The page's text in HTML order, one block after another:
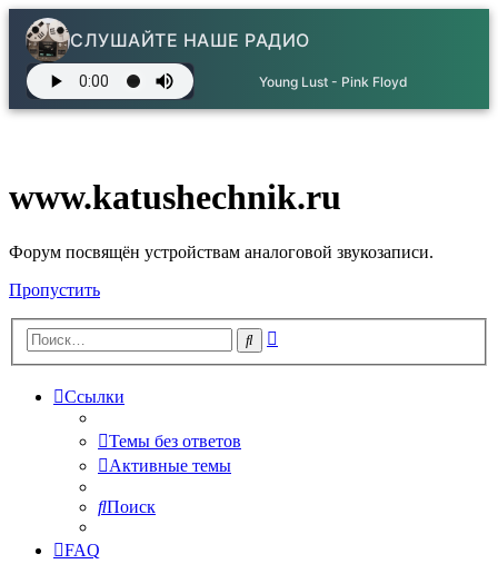
СЛУШАЙТЕ НАШЕ РАДИО
Young Lust - Pink Floyd
www.katushechnik.ru
Форум посвящён устройствам аналоговой звукозаписи.
Пропустить
Поиск
Ссылки
Темы без ответов
Активные темы
Поиск
FAQ